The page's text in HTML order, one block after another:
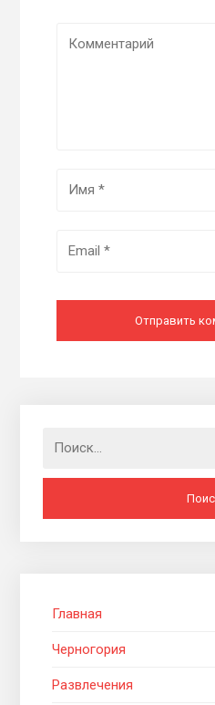
Главная
Черногория
Развлечения